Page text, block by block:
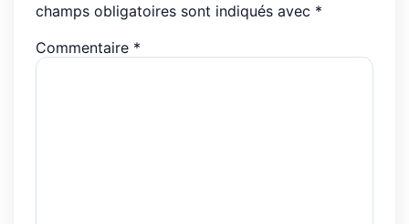
champs obligatoires sont indiqués avec *
Commentaire *